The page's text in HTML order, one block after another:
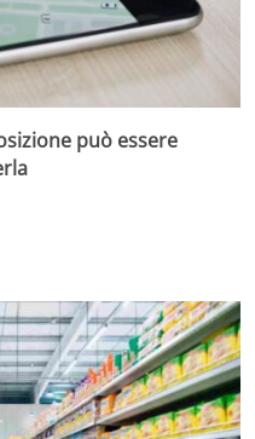
può essere